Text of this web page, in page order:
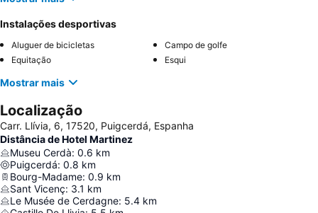
Instalações desportivas
Aluguer de bicicletas
Campo de golfe
Equitação
Esqui
Mostrar mais
Localização
Carr. Llívia, 6, 17520, Puigcerdá, Espanha
Distância de Hotel Martinez
Museu Cerdà: 0.6 km
Puigcerdá: 0.8 km
Bourg-Madame: 0.9 km
Sant Vicenç: 3.1 km
Le Musée de Cerdagne: 5.4 km